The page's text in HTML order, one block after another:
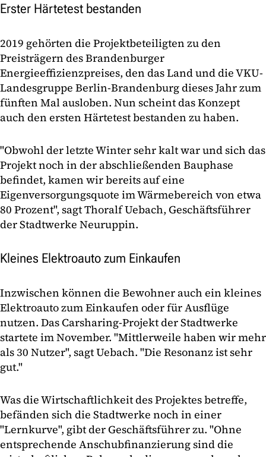
Erster Härtetest bestanden
2019 gehörten die Projektbeteiligten zu den
Preisträgern des Brandenburger
Energieeffizienzpreises, den das Land und die VKU-
Landesgruppe Berlin-Brandenburg dieses Jahr zum
fünften Mal ausloben. Nun scheint das Konzept
auch den ersten Härtetest bestanden zu haben.
"Obwohl der letzte Winter sehr kalt war und sich das
Projekt noch in der abschließenden Bauphase
befindet, kamen wir bereits auf eine
Eigenversorgungsquote im Wärmebereich von etwa
80 Prozent", sagt Thoralf Uebach, Geschäftsführer
der Stadtwerke Neuruppin.
Kleines Elektroauto zum Einkaufen
Inzwischen können die Bewohner auch ein kleines
Elektroauto zum Einkaufen oder für Ausflüge
nutzen. Das Carsharing-Projekt der Stadtwerke
startete im November. "Mittlerweile haben wir mehr
als 30 Nutzer", sagt Uebach. "Die Resonanz ist sehr
gut."
Was die Wirtschaftlichkeit des Projektes betreffe,
befänden sich die Stadtwerke noch in einer
"Lernkurve", gibt der Geschäftsführer zu. "Ohne
entsprechende Anschubfinanzierung sind die